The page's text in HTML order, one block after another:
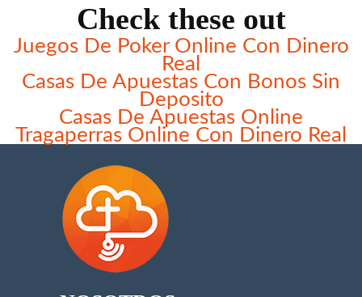
Check these out
Juegos De Poker Online Con Dinero
Real
Casas De Apuestas Con Bonos Sin
Deposito
Casas De Apuestas Online
Tragaperras Online Con Dinero Real